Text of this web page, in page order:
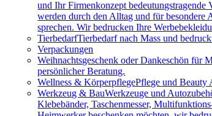
und Ihr Firmenkonzept
werden durch den Alltag und für besondere
sprechen. Wir bedrucken Ihre
TierbedarfTierbedarf nach Mass und
Verpackungen
Weihnachtsgeschenk oder Dankeschön für
persönlicher Beratung.
Wellness & KörperpflegePflege und Beauty
Werkzeug & BauWerkzeuge und
Klebebänder, Taschenmesser,